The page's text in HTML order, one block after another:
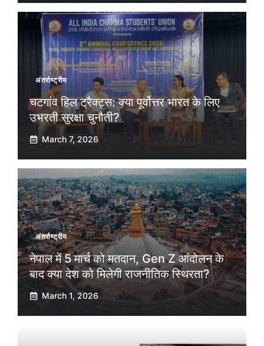
अंतर्राष्ट्रीय
चटगांव हिल ट्रैक्ट्स: क्या पूर्वोत्तर भारत के लिए
उभरती सुरक्षा चुनौती?
March 7, 2026
अंतर्राष्ट्रीय
नेपाल में 5 मार्च को मतदान, Gen Z आंदोलन के
बाद क्या देश को मिलेगी राजनीतिक स्थिरता?
March 1, 2026